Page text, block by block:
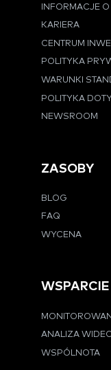
INFORMACJE
KARIERA
CENTRUM
POLITYKA
WARUNKI
POLITYKA
NEWSROOM
ZASOBY
BLOG
FAQ
WYCENA
WSPARCIE
ANALIZA
WSPÓLNOTA